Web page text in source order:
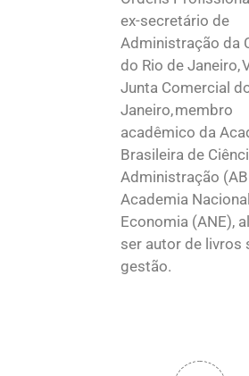
ex-secretário de
Administração da
do Rio de Janeiro,
Junta Comercial
Janeiro, membro
acadêmico da
Brasileira de
Administração
Academia
Economia (ANE),
ser autor de livros
gestão.